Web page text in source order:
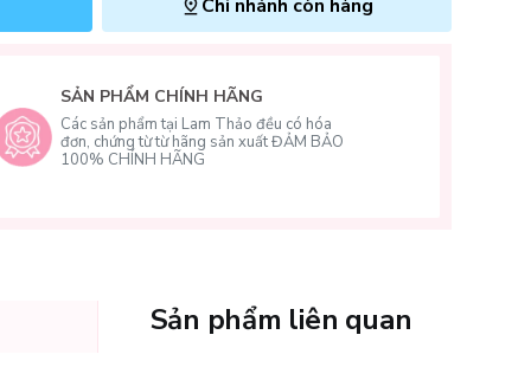
Chi nhánh còn hàng
SẢN PHẨM CHÍNH HÃNG
Các sản phẩm tại Lam Thảo đều có hóa
đơn, chứng từ từ hãng sản xuất ĐẢM BẢO
100% CHÍNH HÃNG
Sản phẩm liên quan